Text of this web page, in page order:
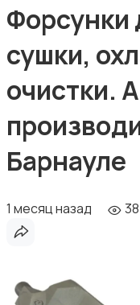
Форсунки
сушки,
очистки.
Барнауле
1 месяц назад